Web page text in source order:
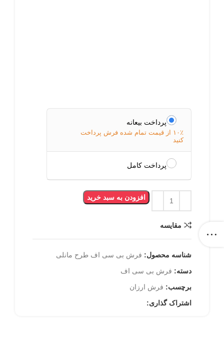
پرداخت بیعانه
۱۰٪ از قیمت تمام شده فرش پرداخت
کنید
پرداخت کامل
افزودن به سبد خرید
مقایسه
شناسه محصول: فرش بی سی اف طرح مانلی
دسته: فرش بی سی اف
برچسب: فرش ارزان
اشتراک گذاری: